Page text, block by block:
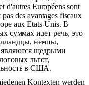
d'autres Européens sont
des avantages fiscaux
aux Etats-Unis. В
суммах идет речь, это
немцы,
щедрыми
льгот,
в США.
Kontexten werden